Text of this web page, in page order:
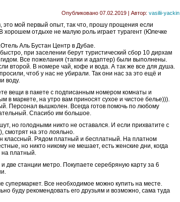
Опубликовано 07.02.2019 | Автор: vasilii-yackin
мой первый опыт, так что, прошу прощения если
хорошем отдыхе не малую роль играет турагент (Юлечке
Аль Бустан Центр в Дубае.
при заселении берут туристический сбор 10 дирхам
гидом. Все пожелания (тапки и адаптер) были выполнены.
второй. В номере чай, кофе и вода. А так же все для душа.
чтоб у нас не убирали. Так они нас за это ещё и
воду.
вещи в пакете с подписанным номером комнаты и
в маркете, на утро вам приносят сухое и чистое белье))).
Персонал вышколен. Всегда готов помочь по любому
Спасибо им большое.
но голодными никто не оставался. И если прихватите с
смотрят на это лояльно.
классный. Рядом платный и бесплатный. На платном
но никто никому не мешает, есть женские дни, когда
на платный.
две станции метро. Покупаете серебряную карту за 6
супермаркет. Все необходимое можно купить на месте.
буду рекомендовать его друзьям и возможно, сама туда